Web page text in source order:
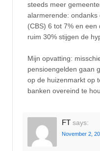
steeds meer
alarmerende:
(CBS) 6 tot 7% en
ruim 30% stijgen de
Mijn opvatting:
pensioengelden gaan
op de huizenmarkt op
banken overeind te
FT says:
November 2,